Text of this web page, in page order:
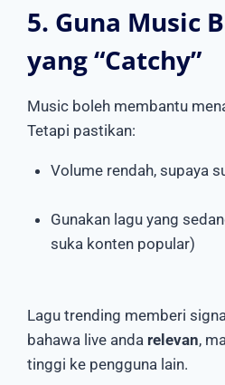
5. Guna Music
yang “Catchy”
Music boleh membantu
Tetapi pastikan:
Volume rendah, supaya
Gunakan lagu yang
suka konten popular)
Lagu trending memberi
bahawa live anda relevan,
tinggi ke pengguna lain.